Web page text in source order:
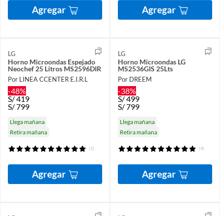
Agregar Agregar
LG
Horno Microondas Espejado
Neochef 25 Litros MS2596DIR
Por LINEA CCENTER E.I.R.L
-48%
S/419
S/799
Llega mañana
Retira mañana
(1)
Agregar
LG
Horno Microondas LG
MS2536GIS 25Lts
Por DREEM
-38%
S/499
S/799
Llega mañana
Retira mañana
(4)
Agregar